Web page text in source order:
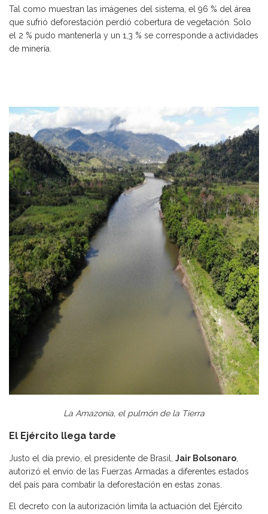
Tal como muestran las imágenes del sistema, el 96 % del área
que sufrió deforestación perdió cobertura de vegetación. Solo
el 2 % pudo mantenerla y un 1,3 % se corresponde a actividades
de minería.
La Amazonía, el pulmón de la Tierra
El Ejército llega tarde
Justo el día previo, el presidente de Brasil, Jair Bolsonaro,
autorizó el envío de las Fuerzas Armadas a diferentes estados
del país para combatir la deforestación en estas zonas.
El decreto con la autorización limita la actuación del Ejército